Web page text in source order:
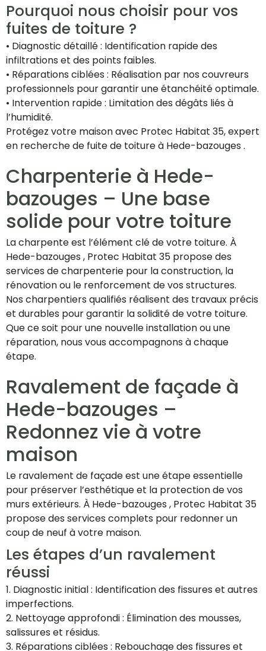
Pourquoi nous choisir pour vos
fuites de toiture ?
• Diagnostic détaillé : Identification rapide des
infiltrations et des points faibles.
• Réparations ciblées : Réalisation par nos couvreurs
professionnels pour garantir une étanchéité optimale.
• Intervention rapide : Limitation des dégâts liés à
l’humidité.
Protégez votre maison avec Protec Habitat 35, expert
en recherche de fuite de toiture à Hede-bazouges .
Charpenterie à Hede-
bazouges – Une base
solide pour votre toiture
La charpente est l’élément clé de votre toiture. À
Hede-bazouges , Protec Habitat 35 propose des
services de charpenterie pour la construction, la
rénovation ou le renforcement de vos structures.
Nos charpentiers qualifiés réalisent des travaux précis
et durables pour garantir la solidité de votre toiture.
Que ce soit pour une nouvelle installation ou une
réparation, nous vous accompagnons à chaque
étape.
Ravalement de façade à
Hede-bazouges –
Redonnez vie à votre
maison
Le ravalement de façade est une étape essentielle
pour préserver l’esthétique et la protection de vos
murs extérieurs. À Hede-bazouges , Protec Habitat 35
propose des services complets pour redonner un
coup de neuf à votre maison.
Les étapes d’un ravalement
réussi
1. Diagnostic initial : Identification des fissures et autres
imperfections.
2. Nettoyage approfondi : Élimination des mousses,
salissures et résidus.
3. Réparations ciblées : Rebouchage des fissures et